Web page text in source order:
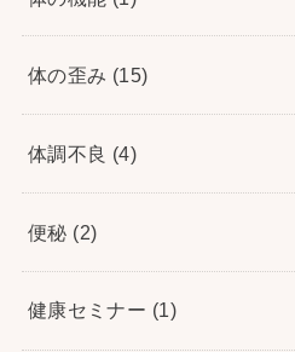
体の歪み (15)
体調不良 (4)
便秘 (2)
健康セミナー (1)